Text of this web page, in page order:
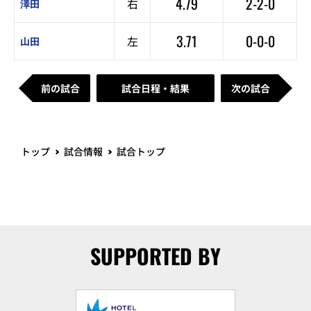
澤田
山田 左 3.71 0-0-0
前の試合 試合日程・結果 次の試合
トップ 試合情報 試合トップ
SUPPORTED BY